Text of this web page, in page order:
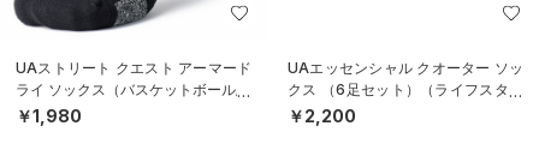
UAストリート クエスト アーマード
ライ ソックス（バスケットボール/U
NISEX）
￥1,980
UAエッセンシャル クオーター ソッ
クス （6足セット）（ライフスタイ
ル/KIDS）
￥2,200